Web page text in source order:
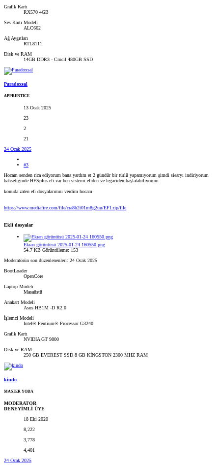
Grafik Kartı
RX570 4GB
Ses Kartı Modeli
ALC662
Ağ Aygıtları
RTL8111
Disk ve RAM
14GB DDR3 - Crucil 480GB SSD
Paradoxsal
APPRENTICE
13 Ocak 2025
23
2
21
24 Ocak 2025
#3
Hocam senden rica ediyorum bana yardım et 2 gündür bir türlü yapamıyorum şimdi siearyı indiriyorum
bahsetiginde HFSplus.efi var ben sistemi efiden ve legaciden başlatabiliyorum
konuda zaten efi dosyalarımnı verdim hocam
https://www.mediafire.com/file/cra8b2t01m8g2uu/EFI.zip/file
Ekli dosyalar
Ekran görüntüsü 2025-01-24 160550.png
54.7 KB Görüntüleme: 153
Moderatörün son düzenlenenleri: 24 Ocak 2025
BootLoader
OpenCore
Laptop Modeli
Masaüstü
Anakart Modeli
Asus HB1M -D R2.0
İşlemci Modeli
Intel® Pentium® Processor G3240
Grafik Kartı
NVIDIA GT 9800
Disk ve RAM
250 GB EVEREST SSD 8 GB KİNGSTON 2300 MHZ RAM
kindo
MASTER YODA
MODERATOR
DENEYİMLİ ÜYE
18 Eki 2020
8,222
3,778
4,401
24 Ocak 2025